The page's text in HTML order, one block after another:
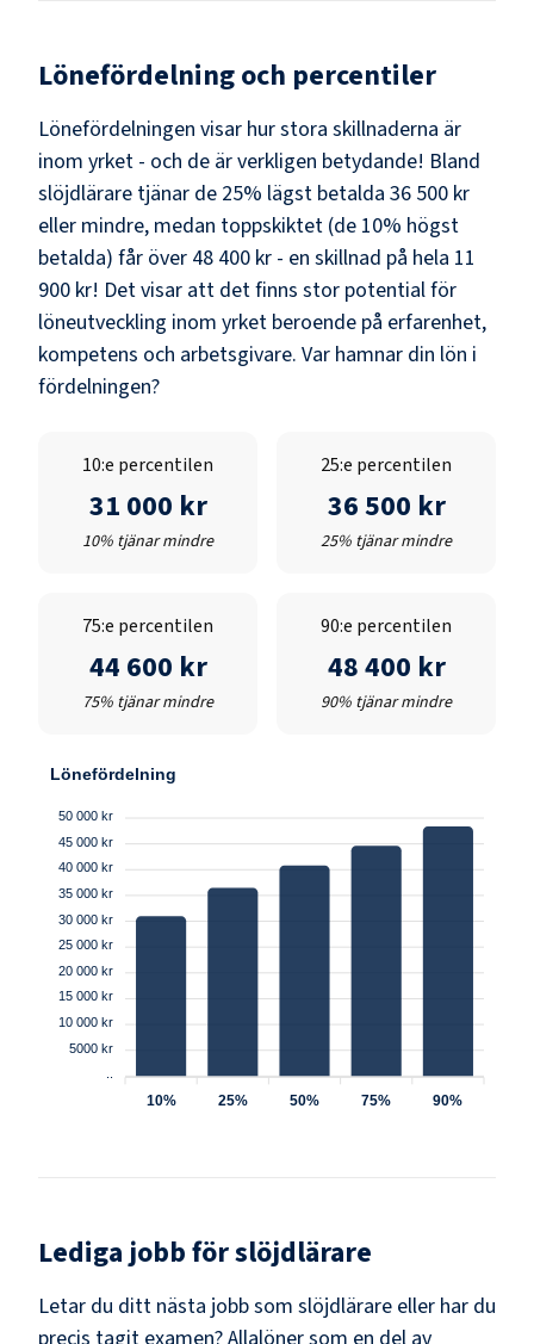
Lönefördelning och percentiler
Lönefördelningen visar hur stora skillnaderna är
inom yrket - och de är verkligen betydande! Bland
slöjdlärare tjänar de 25% lägst betalda 36 500 kr
eller mindre, medan toppskiktet (de 10% högst
betalda) får över 48 400 kr - en skillnad på hela 11
900 kr! Det visar att det finns stor potential för
löneutveckling inom yrket beroende på erfarenhet,
kompetens och arbetsgivare. Var hamnar din lön i
fördelningen?
10:e percentilen
31 000 kr
10% tjänar mindre
25:e percentilen
36 500 kr
25% tjänar mindre
75:e percentilen
44 600 kr
75% tjänar mindre
90:e percentilen
48 400 kr
90% tjänar mindre
Lönefördelning
50 000 kr
45 000 kr
40 000 kr
35 000 kr
30 000 kr
25 000 kr
20 000 kr
15 000 kr
10 000 kr
5000 kr
10% 25% 50% 75% 90%
Lediga jobb förslöjdlärare
Letar du ditt nästa jobb som slöjdlärare eller har du
precis tagit examen? Allalöner som en del av